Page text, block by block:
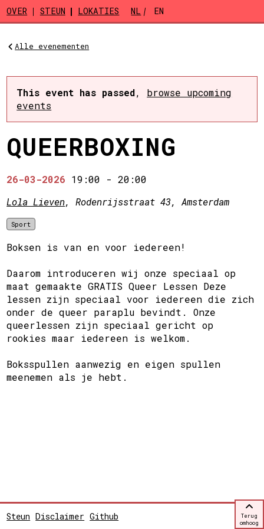
Skip to main content
OVER STEUN LOKATIES NL EN
Alle evenementen
This event has passed, browse upcoming
events
QUEERBOXING
26-03-2026 19:00 -20:00
Lola Lieven, Rodenrijsstraat 43, Amsterdam
Sport
Boksen is van en voor iedereen!
Daarom introduceren wij onze speciaal op
maat gemaakte GRATIS Queer Lessen Deze
lessen zijn speciaal voor iedereen die zich
onder de queer paraplu bevindt. Onze
queerlessen zijn speciaal gericht op
rookies maar iedereen is welkom.
Boksspullen aanwezig en eigen spullen
meenemen als je hebt.
Steun Disclaimer Github
Terug
omhoog